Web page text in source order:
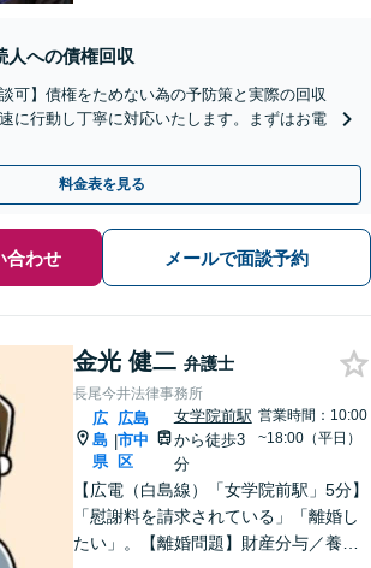
人への債権回収
可】債権をためない為の予防策と実際の回収
に行動し丁寧に対応いたします。まずはお電
料金表を見る
合わせ メールで面談予約
金光 健二 弁護士
長尾今井法律事務所
広
島
県
|
広島
市中
区
女学院前駅
から徒歩3
分
営業時間：10:00
~18:00（平日）
【広電（白島線）「女学院前駅」5分】
「慰謝料を請求されている」「離婚し
たい」。【離婚問題】財産分与／養育